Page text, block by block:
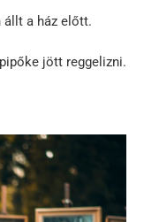
állt a ház előtt.
jött reggelizni.